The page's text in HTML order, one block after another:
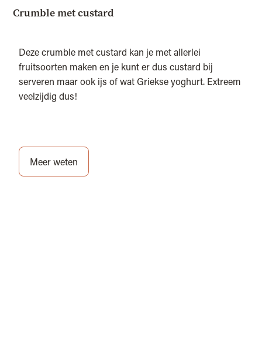
Crumble met custard
Deze crumble met custard kan je met allerlei
fruitsoorten maken en je kunt er dus custard bij
serveren maar ook ijs of wat Griekse yoghurt. Extreem
veelzijdig dus!
Meer weten